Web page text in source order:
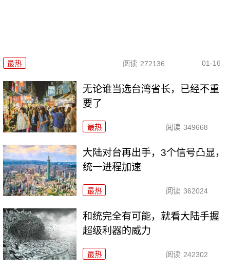
最热 阅读 272136 01-16
无论谁当选台湾省长，已经不重
要了
最热 阅读 349668
大陆对台再出手，3个信号凸显，
统一进程加速
最热 阅读 362024
和统完全有可能，就看大陆手握
超级利器的威力
最热 阅读 242302